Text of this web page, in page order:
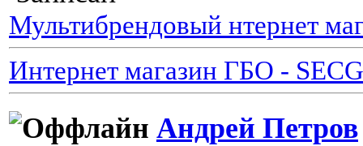
Мультибрендовый нтернет
Интернет магазин ГБО -
Андрей Петров